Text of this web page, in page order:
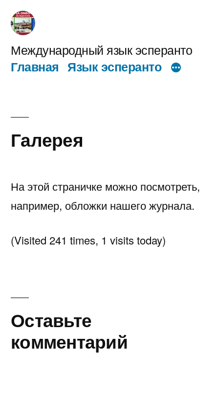
Перейти
содержимому
Международный язык эсперанто
Главная Язык эсперанто
Галерея
На этой страничке можно посмотреть,
например, обложки нашего журнала.
(Visited 241 times, 1 visits today)
Оставьте
комментарий